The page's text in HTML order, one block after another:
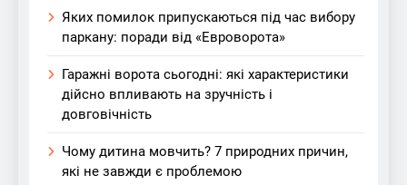
Яких помилок припускаються під час вибору
паркану: поради від «Евроворота»
Гаражні ворота сьогодні: які характеристики
дійсно впливають на зручність і
довговічність
Чому дитина мовчить? 7 природних причин,
які не завжди є проблемою